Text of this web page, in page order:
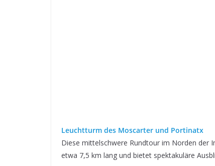
Leuchtturm des Moscarter und Portinatx
Diese mittelschwere Rundtour im Norden der
etwa 7,5 km lang und bietet spektakuläre